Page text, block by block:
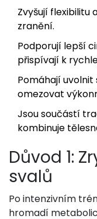
Zvyšují flexibilitu
zranění.
Podporují lepší
přispívají k
Pomáhají
omezovat
Jsou součástí
kombinuje
Důvod 1:
svalů
Po intenzivním
hromadí